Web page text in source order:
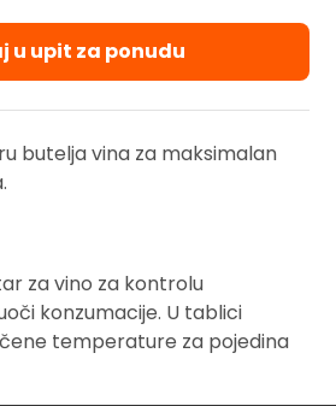
u upit za ponudu
butelja vina za maksimalan
za vino za kontrolu
konzumacije. U tablici
temperature za pojedina